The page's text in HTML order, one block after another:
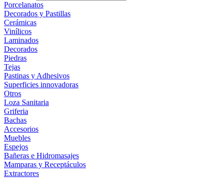
Porcelanatos
Decorados y Pastillas
Cerámicas
Vinílicos
Laminados
Decorados
Piedras
Tejas
Pastinas y Adhesivos
Superficies innovadoras
Otros
Loza Sanitaria
Griferia
Bachas
Accesorios
Muebles
Espejos
Bañeras e Hidromasajes
Mamparas y Receptáculos
Extractores